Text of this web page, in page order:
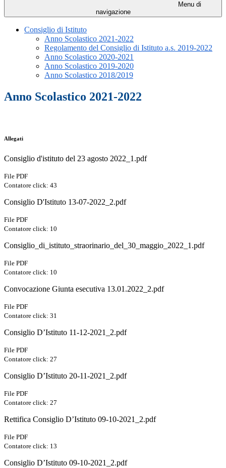
Menu di
navigazione
Consiglio di Istituto
Anno Scolastico 2021-2022
Regolamento del Consiglio di Istituto a.s. 2019-2022
Anno Scolastico 2020-2021
Anno Scolastico 2019-2020
Anno Scolastico 2018/2019
Anno Scolastico 2021-2022
Allegati
Consiglio d'istituto del 23 agosto 2022_1.pdf
File PDF
Contatore click: 43
Consiglio D'Istituto 13-07-2022_2.pdf
File PDF
Contatore click: 10
Consiglio_di_istituto_straorinario_del_30_maggio_2022_1.pdf
File PDF
Contatore click: 10
Convocazione Giunta esecutiva 13.01.2022_2.pdf
File PDF
Contatore click: 31
Consiglio D’Istituto 11-12-2021_2.pdf
File PDF
Contatore click: 27
Consiglio D’Istituto 20-11-2021_2.pdf
File PDF
Contatore click: 27
Rettifica Consiglio D’Istituto 09-10-2021_2.pdf
File PDF
Contatore click: 13
Consiglio D’Istituto 09-10-2021_2.pdf